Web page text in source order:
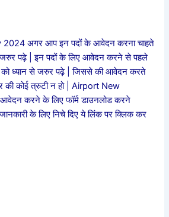
अगर आप इन पदों के आवेदन करना चाहते
जरुर पढ़े | इन पदों के लिए आवेदन करने से पहले
को ध्यान से जरुर पढ़े | जिससे की आवेदन करते
की कोई त्रुटी न हो | Airport New
करने के लिए फॉर्म डाउनलोड करने
के लिए निचे दिए ये लिंक पर क्लिक कर